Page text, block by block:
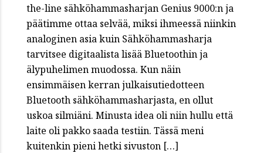
the-line sähköhammasharjan Genius 9000:n ja
päätimme ottaa selvää, miksi ihmeessä niinkin
analoginen asia kuin Sähköhammasharja
tarvitsee digitaalista lisää Bluetoothin ja
älypuhelimen muodossa. Kun näin
ensimmäisen kerran julkaisutiedotteen
Bluetooth sähköhammasharjasta, en ollut
uskoa silmiäni. Minusta idea oli niin hullu että
laite oli pakko saada testiin. Tässä meni
kuitenkin pieni hetki sivuston […]